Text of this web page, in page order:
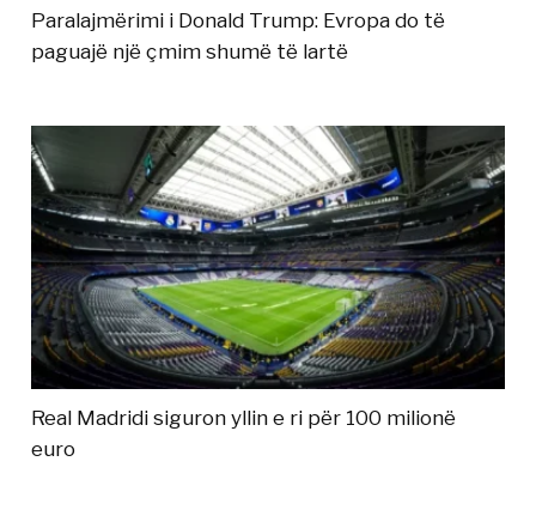
Paralajmërimi i Donald Trump: Evropa do të
paguajë një çmim shumë të lartë
Real Madridi siguron yllin e ri për 100 milionë
euro